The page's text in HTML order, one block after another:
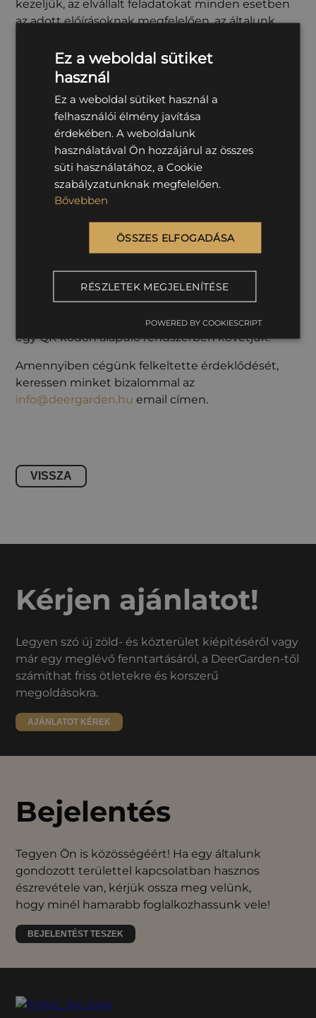
kezeljük, az elvállalt feladatokat minden esetben
az adott előírásoknak megfelelően, az általunk
vállalt határidők betartásával kivitelezzük.
Vállalatunk sokrétű szolgáltatást nyújt építési és
fenntartási munkákban egyaránt. Minden zöld
élettérre kínálunk megoldásokat, legyen szó
parkokról, közterekről, játszóterekről vagy akár
kikötőkről. Új projektek esetében az építési
munkálatokat teljes mértékben átfogjuk a
bontási, előkészítési munkálatoktól az eszközök
telepítéséig. Fenntartási, gondozási munkáink a
köztisztasági feladatoktól a növénygondozáson át
a parki berendezések szervizeléséig terjednek.
Évtizedes fennállásunk alatt saját folyamatot
fejlesztettünk ki minden olyan problémára, ami
egy zöld élettér fenntartásánál adódhat, így
például az eszközök karbantartására külön
lakatosműhelyet tartunk fenn, a faápolási és
hulladékszállításhoz kapcsolódó feladatokat pedig
egy QR kódon alapuló rendszerben követjük.
Amennyiben cégünk felkeltette érdeklődését,
keressen minket bizalommal az
info@deergarden.hu email címen.
VISSZA
Kérjen ajánlatot!
Legyen szó új zöld- és közterület kiépítéséről vagy
már egy meglévő fenntartásáról, a DeerGarden-től
számíthat friss ötletekre és korszerű
megoldásokra.
AJÁNLATOT KÉREK
Bejelentés
Tegyen Ön is közösségéért! Ha egy általunk
gondozott területtel kapcsolatban hasznos
észrevétele van, kérjük ossza meg velünk,
hogy minél hamarabb foglalkozhassunk vele!
BEJELENTÉST TESZEK
Ez a weboldal sütiket
használ
Ez a weboldal sütiket használ a
felhasználói élmény javítása
érdekében. A weboldalunk
használatával Ön hozzájárul az összes
süti használatához, a Cookie
szabályzatunknak megfelelően.
Bővebben
ÖSSZES ELFOGADÁSA
RÉSZLETEK MEGJELENÍTÉSE
POWERED BY COOKIESCRIPT